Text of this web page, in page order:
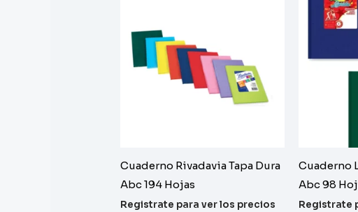
Cuaderno Rivadavia Tapa Dura
Abc 194 Hojas
Registrate para ver los precios
Cuaderno
Abc 98
Registrate